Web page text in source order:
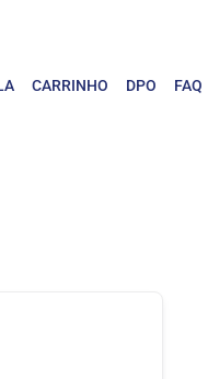
CARRINHO DPO FAQ